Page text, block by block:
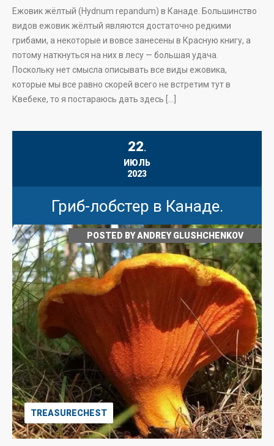
Ежовик жёлтый (Hydnum repandum) в Канаде. Большинство
видов ежовик жёлтый являются достаточно редкими
грибами, а некоторые и вовсе занесены в Красную книгу, а
потому наткнуться на них в лесу — большая удача.
Поскольку нет смысла описывать все виды ежовика,
которые мы все равно скорей всего не встретим тут в
Квебеке, то я постараюсь дать здесь […]
22.
ИЮЛЬ
2023
Гриб-лобстер в Канаде.
POSTED BYANDREY GLUSHCHENKOV
TREASURECHEST